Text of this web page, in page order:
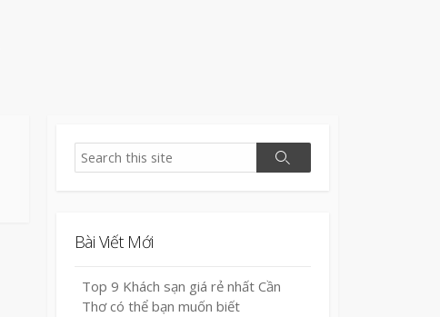
Search
Search
Bài Viết Mới
Top 9 Khách sạn giá rẻ nhất Cần
Thơ có thể bạn muốn biết